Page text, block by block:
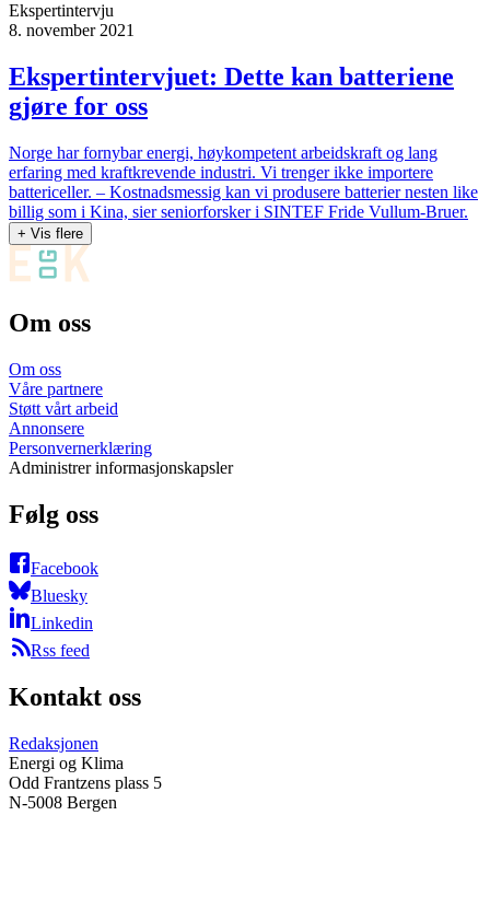
Ekspert­intervju
8. november 2021
Ekspertintervjuet: Dette kan batteriene
gjøre for oss
Norge har fornybar energi, høykompetent arbeidskraft og lang
erfaring med kraftkrevende industri. Vi trenger ikke importere
battericeller. – Kostnadsmessig kan vi produsere batterier nesten like
billig som i Kina, sier seniorforsker i SINTEF Fride Vullum-Bruer.
+ Vis flere
Om oss
Om oss
Våre partnere
Støtt vårt arbeid
Annonsere
Personvernerklæring
Administrer informasjonskapsler
Følg oss
Facebook
Bluesky
Linkedin
Rss feed
Kontakt oss
Redaksjonen
Energi og Klima
Odd Frantzens plass 5
N-5008 Bergen